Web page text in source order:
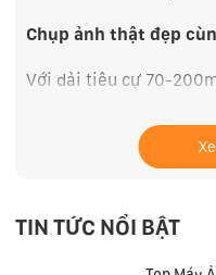
Chụp ảnh thật đẹp
Với dải tiêu cự 70-
kiện ánh sáng yếu. 8 lá
đến hiệu ứng bokeh
Chụp thật dễ với cơ
TIN TỨC NỔI BẬT